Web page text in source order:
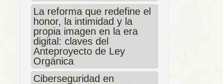
La reforma que redefine el
honor, la intimidad y la
propia imagen en la era
digital: claves del
Anteproyecto de Ley
Orgánica
Ciberseguridad en